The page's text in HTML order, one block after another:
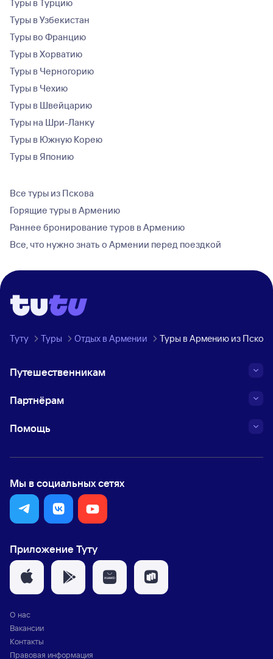
Туры в Турцию
Туры в Узбекистан
Туры во Францию
Туры в Хорватию
Туры в Черногорию
Туры в Чехию
Туры в Швейцарию
Туры на Шри-Ланку
Туры в Южную Корею
Туры в Японию
Все туры из Пскова
Горящие туры в Армению
Раннее бронирование туров в Армению
Все, что нужно знать о Армении перед поездкой
Туту Туры Отдых в Армении Туры в Армению из Пскова
Путешественникам
Партнёрам
Помощь
Мы в социальных сетях
Приложение Туту
О нас
Вакансии
Контакты
Правовая информация